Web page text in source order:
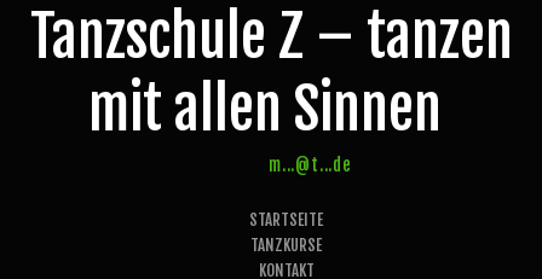
Tanzschule Z – tanzen
mit allen Sinnen
m...@t...de
STARTSEITE
TANZKURSE
KONTAKT